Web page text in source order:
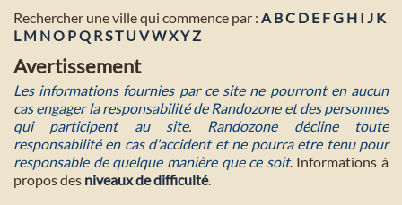
Rechercher une ville qui commence par : A BC D E FG H I J K
L M NO PQ RST U VWXYZ
Avertissement
Les informations fournies par ce site ne pourront en aucun
cas engager la responsabilité de Randozone et des personnes
qui participent au site. Randozone décline toute
responsabilité en cas d'accident et ne pourra etre tenu pour
responsable de quelque manière que ce soit. Informations à
propos des niveaux de difficulté.